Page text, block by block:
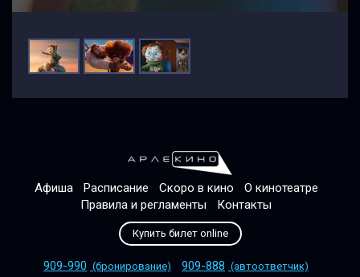
Афиша Расписание Скоро в кино
О кинотеатре
Правила и регламенты
Контакты
Купить билет online
909-990 (бронирование) 909-888 (автоответчик)